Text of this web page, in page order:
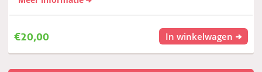
€20,00 In winkelwagen